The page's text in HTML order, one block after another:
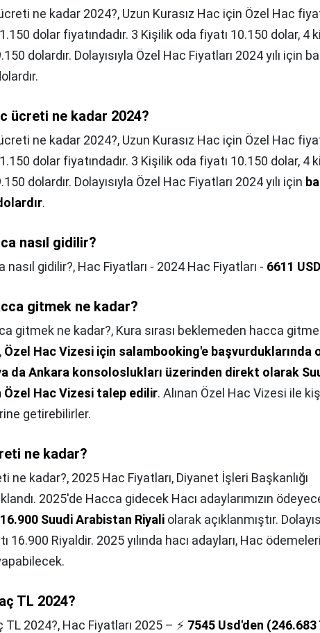
ne kadar 2024?, Uzun Kurasız Hac için Özel Hac
dolar fiyatındadır. 3 Kişilik oda fiyatı 10.150 dolar, 4
dolardır. Dolayısıyla Özel Hac Fiyatları 2024 yılı için
ücreti ne kadar 2024?
ne kadar 2024?, Uzun Kurasız Hac için Özel Hac
dolar fiyatındadır. 3 Kişilik oda fiyatı 10.150 dolar, 4
dolardır. Dolayısıyla Özel Hac Fiyatları 2024 yılı için
.
nasıl gidilir?
nasıl gidilir?, Hac Fiyatları - 2024 Hac Fiyatları - 6611 USD
gitmek ne kadar?
gitmek ne kadar?, Kura sırası beklemeden hacca
Özel Hac Vizesi için salambooking'e başvurduklarında
da Ankara konsoloslukları üzerinden direkt olarak
Özel Hac Vizesi talep edilir. Alınan Özel Hac Vizesi ile
getirebilirler.
ne kadar?
ne kadar?, 2025 Hac Fiyatları, Diyanet İşleri Başkanlığı
2025'de Hacca gidecek Hacı adaylarımızın
Suudi Arabistan Riyali olarak açıklanmıştır.
16.900 Riyaldir. 2025 yılında hacı adayları, Hac
TL 2024?
TL 2024?, Hac Fiyatları 2025 – ⚡ 7545 Usd'den (246.683